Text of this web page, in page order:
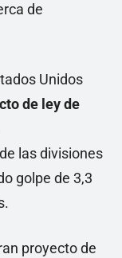
de
Unidos
de ley de
las divisiones
golpe de 3,3
proyecto de